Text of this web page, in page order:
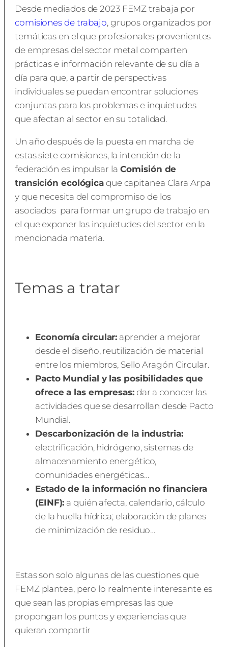
Desde mediados de 2023 FEMZ trabaja por
comisiones de trabajo, grupos organizados por
temáticas en el que profesionales provenientes
de empresas del sector metal comparten
prácticas e información relevante de su día a
día para que, a partir de perspectivas
individuales se puedan encontrar soluciones
conjuntas para los problemas e inquietudes
que afectan al sector en su totalidad.
Un año después de la puesta en marcha de
estas siete comisiones, la intención de la
federación es impulsar la Comisión de
transición ecológica que capitanea Clara Arpa
y que necesita del compromiso de los
asociados para formar un grupo de trabajo en
el que exponer las inquietudes del sector en la
mencionada materia.
Temas a tratar
Economía circular: aprender a mejorar
desde el diseño, reutilización de material
entre los miembros, Sello Aragón Circular.
Pacto Mundial y las posibilidades que
ofrece a las empresas:dar a conocer las
actividades que se desarrollan desde Pacto
Mundial.
Descarbonización de la industria:
electrificación, hidrógeno, sistemas de
almacenamiento energético,
comunidades energéticas…
Estado de la información no financiera
(EINF): a quién afecta, calendario, cálculo
de la huella hídrica; elaboración de planes
de minimización de residuo…
Estas son solo algunas de las cuestiones que
FEMZ plantea, pero lo realmente interesante es
que sean las propias empresas las que
propongan los puntos y experiencias que
quieran compartir